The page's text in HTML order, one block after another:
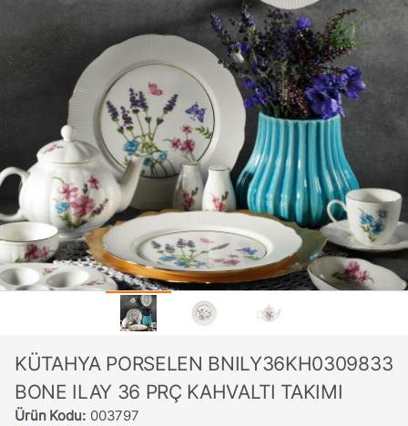
KÜTAHYA PORSELEN BNILY36KH0309833
BONE ILAY 36 PRÇ KAHVALTI TAKIMI
Ürün Kodu: 003797